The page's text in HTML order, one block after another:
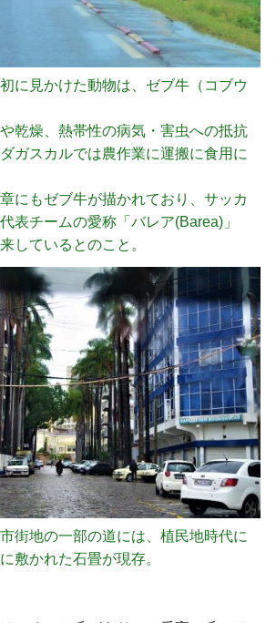
に見かけた動物は、ゼブ牛（コブウ
乾燥、熱帯性の病気・害虫への抵抗
ガスカルでは農作業に運搬に食用に
にもゼブ牛が描かれており、サッカ
表チームの愛称「バレア(Barea)」
しているとのこと。
街地の一部の道には、植民地時代に
敷かれた石畳が現存。